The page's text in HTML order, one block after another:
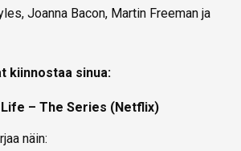
Joanna Bacon, Martin Freeman ja
kiinnostaa sinua:
– The Series (Netflix)
näin: